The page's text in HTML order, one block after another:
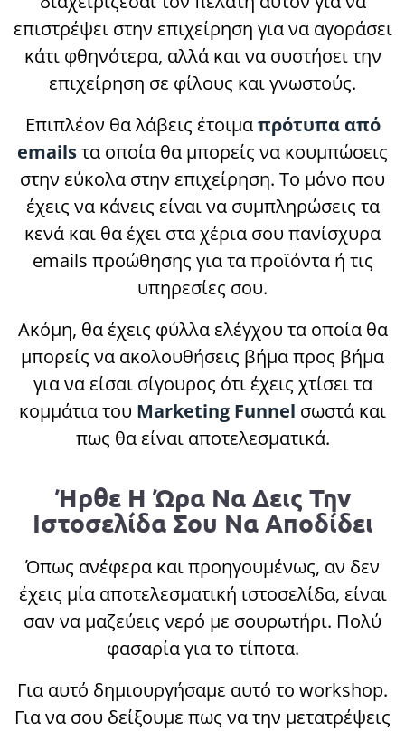
επιστρέψει στην επιχείρηση για να αγοράσει
κάτι φθηνότερα, αλλά και να συστήσει την
επιχείρηση σε φίλους και γνωστούς.
Επιπλέον θα λάβεις έτοιμαπρότυπα από
emailsτα οποία θα μπορείς να κουμπώσεις
στην εύκολα στην επιχείρηση. Το μόνο που
έχεις να κάνεις είναι να συμπληρώσεις τα
κενά και θα έχει στα χέρια σου πανίσχυρα
emails προώθησης για τα προϊόντα ή τις
υπηρεσίες σου.
Ακόμη, θα έχεις φύλλα ελέγχου τα οποία θα
μπορείς να ακολουθήσεις βήμα προς βήμα
για να είσαι σίγουρος ότι έχεις χτίσει τα
κομμάτια του Marketing Funnel σωστά και
πως θα είναι αποτελεσματικά.
Ήρθε Η Ώρα Να Δεις Την
Ιστοσελίδα Σου Να Αποδίδει
Όπως ανέφερα και προηγουμένως, αν δεν
έχεις μία αποτελεσματική ιστοσελίδα, είναι
σαν να μαζεύεις νερό με σουρωτήρι. Πολύ
φασαρία για το τίποτα.
Για αυτό δημιουργήσαμε αυτό το workshop.
Για να σου δείξουμε πως να την μετατρέψεις